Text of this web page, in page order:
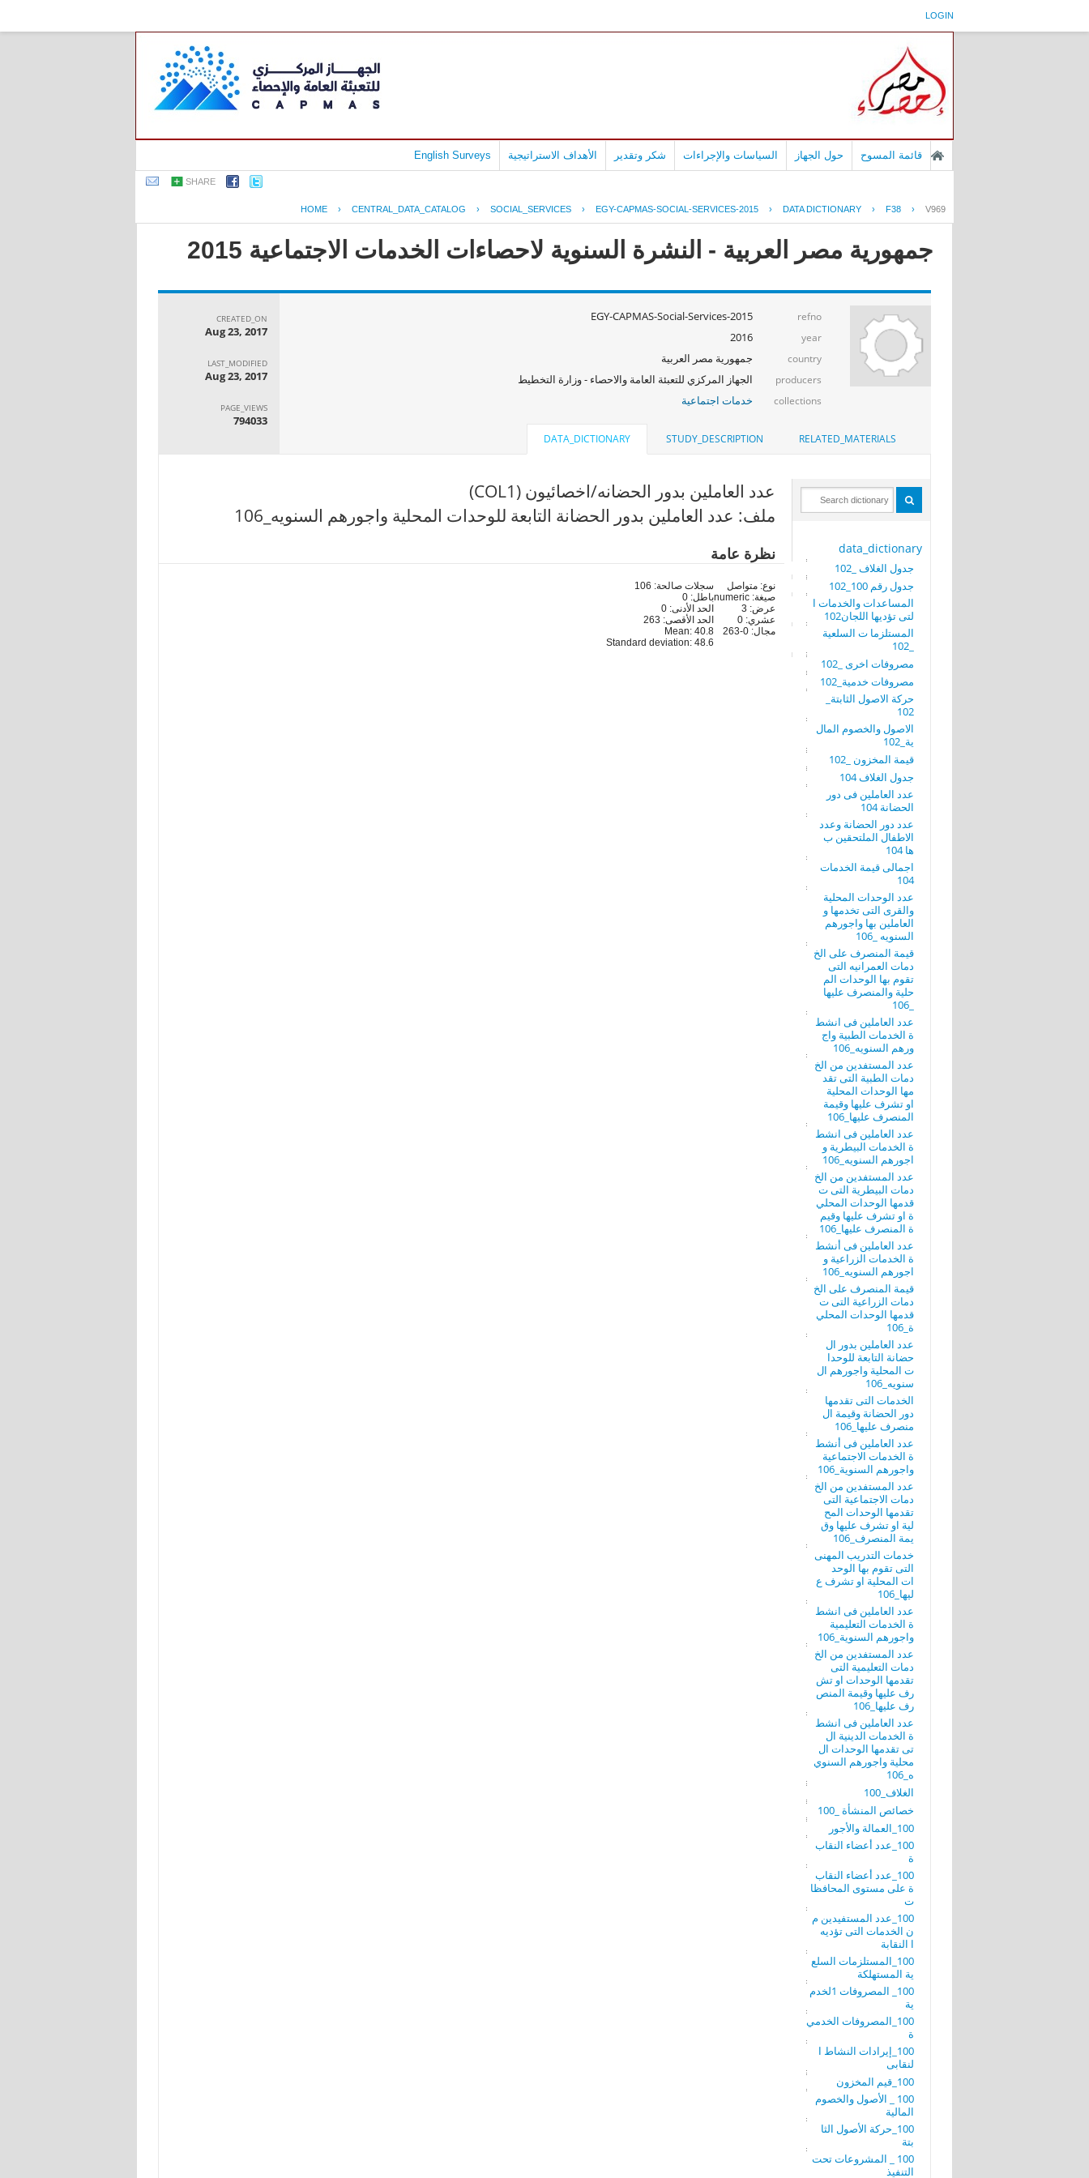
LOGIN
قائمة المسوح حول الجهاز السياسات والإجراءات شكر وتقدير الأهداف الاستراتيجية English Surveys
SHARE
HOME › CENTRAL_DATA_CATALOG › SOCIAL_SERVICES › EGY-CAPMAS-SOCIAL-SERVICES-2015 › DATA DICTIONARY › F38 › V969
جمهورية مصر العربية - النشرة السنوية لاحصاءات الخدمات الاجتماعية 2015
refno
EGY-CAPMAS-Social-Services-2015
year
2016
country جمهورية مصر العربية
producers الجهاز المركزي للتعبئة العامة والاحصاء - وزارة التخطيط
collections خدمات اجتماعية
CREATED_ON
Aug 23, 2017
LAST_MODIFIED
Aug 23, 2017
PAGE_VIEWS
794033
RELATED_MATERIALS
STUDY_DESCRIPTION
DATA_DICTIONARY
data_dictionary
جدول الغلاف _102
جدول رقم 100_102
المساعدات والخدمات ا
لتى تؤديها اللجان102
المستلزما ت السلعية
مصروفات اخرى _102
مصروفات خدمية_102
حركة الاصول الثابتة_
102
الاصول والخصوم المال
ية_102
قيمة المخزون _102
جدول الغلاف 104
عدد العاملين فى دور
الحضانة 104
عدد دور الحضانة وعدد
الاطفال الملتحقين ب
ها 104
اجمالى قيمة الخدمات
104
عدد الوحدات المحلية
والقرى التى تخدمها و
العاملين بها واجورهم
السنويه _106
قيمة المنصرف على الخ
دمات العمرانيه التى
تقوم بها الوحدات الم
حلية والمنصرف عليها
عدد العاملين فى انشط
ة الخدمات الطبية واج
ورهم السنويه_106
عدد المستفدين من الخ
دمات الطبية التى تقد
مها الوحدات المحلية
او تشرف عليها وقيمة
المنصرف عليها_106
عدد العاملين فى انشط
ة الخدمات البيطرية و
اجورهم السنويه_106
عدد المستفدين من الخ
دمات البيطرية التى ت
قدمها الوحدات المحلي
ة او تشرف عليها وقيم
ة المنصرف عليها_106
عدد العاملين فى أنشط
ة الخدمات الزراعية و
اجورهم السنويه_106
قيمة المنصرف على الخ
دمات الزراعية التى ت
قدمها الوحدات المحلي
ة_106
عدد العاملين بدور ال
حضانة التابعة للوحدا
ت المحلية واجورهم ال
سنويه_106
الخدمات التى تقدمها
دور الحضانة وقيمة ال
منصرف عليها_106
عدد العاملين فى أنشط
ة الخدمات الاجتماعية
واجورهم السنوية_106
عدد المستفدين من الخ
دمات الاجتماعية التى
تقدمها الوحدات المح
لية او تشرف عليها وق
يمة المنصرف_106
خدمات التدريب المهنى
التى تقوم بها الوحد
ات المحلية او تشرف ع
ليها_106
عدد العاملين فى انشط
ة الخدمات التعليمية
واجورهم السنوية_106
عدد المستفدين من الخ
دمات التعليمية التى
تقدمها الوحدات او تش
رف عليها وقيمة المنص
رف عليها_106
عدد العاملين فى انشط
ة الخدمات الدينية ال
تى تقدمها الوحدات ال
محلية واجورهم السنوي
ه_106
الغلاف_100
خصائص المنشأة _100
100_العمالة والأجور
100_عدد أعضاء النقاب
ة
100_عدد أعضاء النقاب
ة على مستوى المحافظا
ت
100_عدد المستفيدين م
ن الخدمات التى تؤديه
ا النقابة
100_المستلزمات السلع
ية المستهلكة
100_ المصروفات 1لخدم
ية
100_المصروفات الخدمي
ة
100_إيرادات النشاط ا
لنقابى
100_قيم المخزون
100 _ الأصول والخصوم
المالية
100_حركة الأصول الثا
بتة
100 _ المشروعات تحت
التنفيذ
عدد العاملين بدور الحضانه/اخصائيون (COL1)
ملف: عدد العاملين بدور الحضانة التابعة للوحدات المحلية واجورهم السنويه_106
نظرة عامة
نوع: متواصل
صيغة: numeric
عرض: 3
عشري: 0
مجال: 0-263
سجلات صالحة: 106
باطل: 0
الحد الأدنى: 0
الحد الأقصى: 263
Mean: 40.8
Standard deviation: 48.6